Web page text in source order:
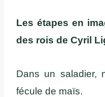
Les étapes en
des rois de Cyril
Dans un saladier,
fécule de maïs.